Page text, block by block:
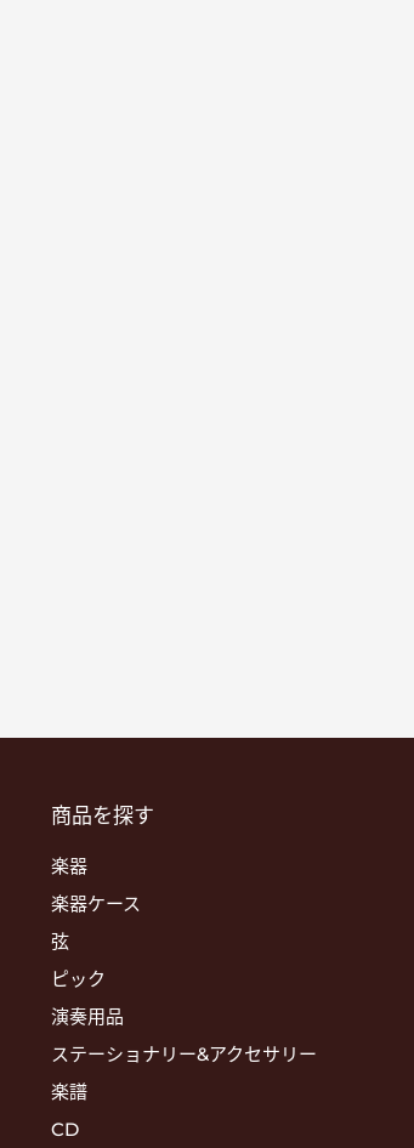
商品を探す
楽器
楽器ケース
弦
ピック
演奏用品
ステーショナリー&アクセサリー
楽譜
CD